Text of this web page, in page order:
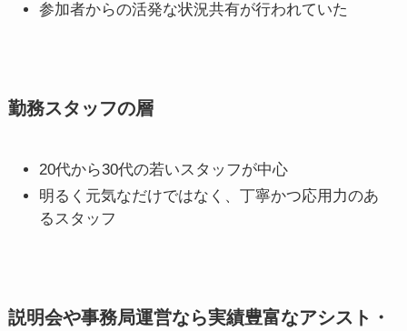
参加者からの活発な状況共有が行われていた
勤務スタッフの層
20代から30代の若いスタッフが中心
明るく元気なだけではなく、丁寧かつ応用力のあ
るスタッフ
説明会や事務局運営なら実績豊富なアシスト・